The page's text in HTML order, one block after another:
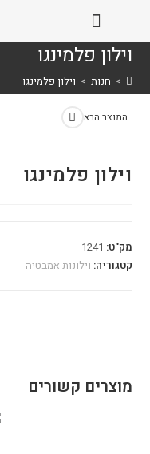
וילון פלמינגו
> חנות > וילון פלמינגו
המוצר הבא
וילון פלמינגו
מק"ט: 1241
קטגוריה: וילונות אמבטיה
מוצרים קשורים